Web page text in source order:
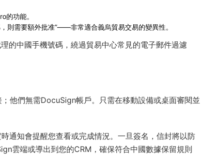
的功能。
則需要額外批准”——非常適合義烏貿易交易的變異性。
的中國手機號碼，繞過貿易中心常見的電子郵件過濾
他們無需DocuSign帳戶。只需在移動設備或桌面審閱並
通知會提醒您查看或完成情況。一旦簽名，信封將以防
雲端或導出到您的CRM，確保符合中國數據保留規則